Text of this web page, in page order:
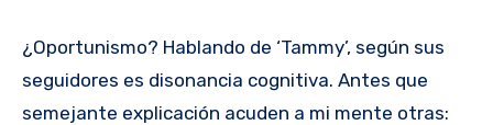
¿Oportunismo? Hablando de ‘Tammy’, según sus
seguidores es disonancia cognitiva. Antes que
semejante explicación acuden a mi mente otras: